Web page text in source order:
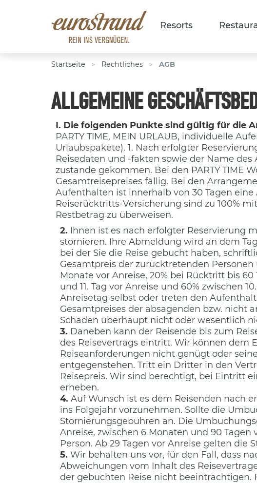
Resorts
Startseite > Rechtliches > AGB
ALLGEMEINE
I. Die folgenden Punkte sind gültig für die
PARTY TIME, MEIN URLAUB, individuelle
Urlaubspakete). 1. Nach erfolgter
Reisedaten und -fakten sowie der Name
zustande gekommen. Bei den PARTY TIME
Gesamtreisepreises fällig. Bei den
Aufenthalten ist innerhalb von 30 Tagen
Reiserücktritts-Versicherung sind zu 100%
Restbetrag zu überweisen.
2. Ihnen ist es nach erfolgter Reservierung
stornieren. Ihre Abmeldung wird an dem
bei der Sie die Reise gebucht haben,
Gesamtpreis der zurücktretenden
Monate vor Anreise, 20% bei Rücktritt bis 60
und 11. Tag vor Anreise und 60% zwischen
Anreisetag selbst oder treten den
Gesamtpreises der absagenden bzw. nicht
Schaden überhaupt nicht oder wesentlich
3. Daneben kann der Reisende bis zum
des Reisevertrags eintritt. Wir können dem
Reiseanforderungen nicht genügt oder
entgegenstehen. Tritt ein Dritter in den
Reisepreis. Wir sind berechtigt, bei Eintritt
erheben.
4. Auf Wunsch ist es dem Reisenden nach
ins Folgejahr vorzunehmen. Sollte die
Stornierungsgebühren an. Die
Anreise, zwischen 6 Monaten und 90
Person. Ab 29 Tagen vor Anreise gelten
5. Wir behalten uns vor, für den Fall, dass
Abweichungen vom Inhalt des
der gebuchten Reise nicht beeinträchtigen.